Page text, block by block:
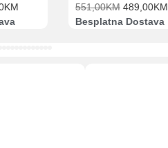
KM
551,00KM 489,00KM
Besplatna Dostava